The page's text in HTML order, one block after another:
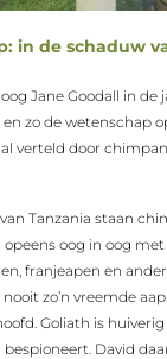
in de schaduw
Jane Goodall in de
zo de wetenschap
verteld door
Tanzania staan
oog in oog
franjeapen en
zo’n vreemde
Goliath is
David